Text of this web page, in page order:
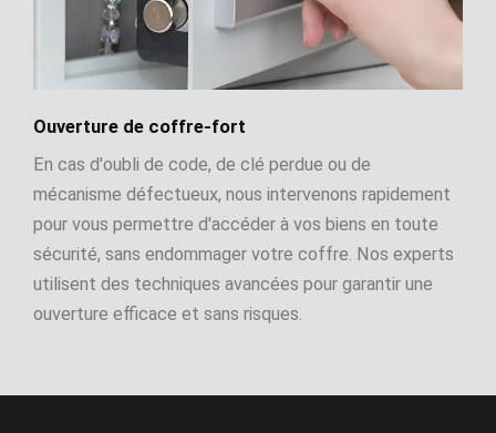
Ouverture de coffre-fort
En cas d'oubli de code, de clé perdue ou de
mécanisme défectueux, nous intervenons rapidement
pour vous permettre d'accéder à vos biens en toute
sécurité, sans endommager votre coffre. Nos experts
utilisent des techniques avancées pour garantir une
ouverture efficace et sans risques.